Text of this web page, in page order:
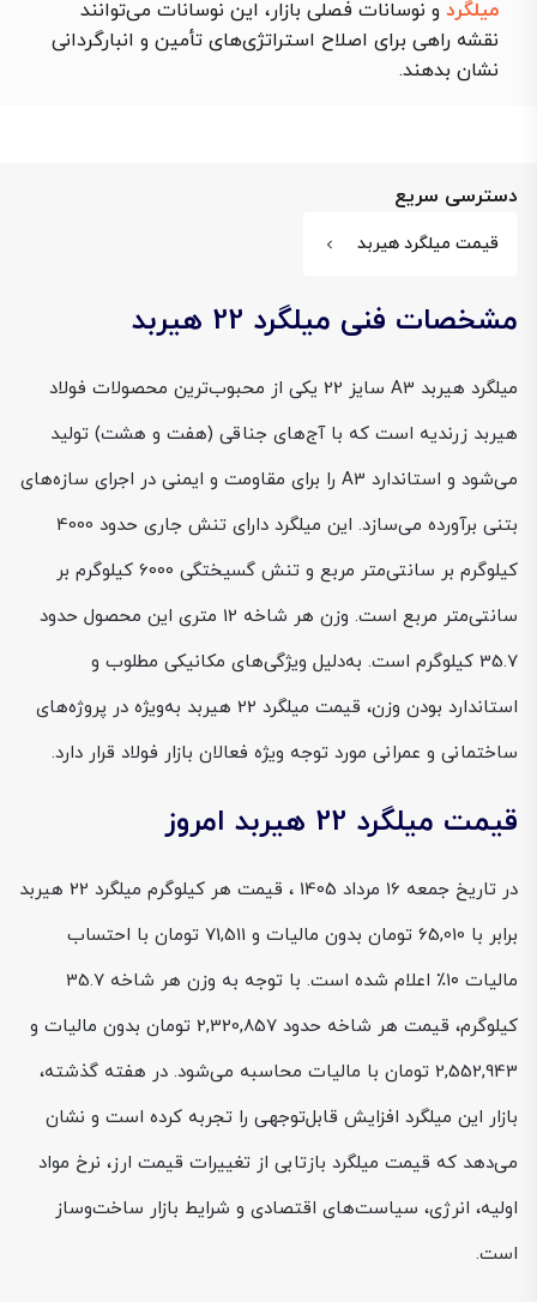
میلگرد و نوسانات فصلی بازار، این نوسانات می‌توانند
نقشه راهی برای اصلاح استراتژی‌های تأمین و انبارگردانی
نشان بدهند.
دسترسی سریع
قیمت میلگرد هیربد
مشخصات فنی میلگرد 22 هیربد
میلگرد هیربد A3 سایز 22 یکی از محبوب‌ترین محصولات فولاد
هیربد زرندیه است که با آج‌های جناقی (هفت و هشت) تولید
می‌شود و استاندارد A3 را برای مقاومت و ایمنی در اجرای سازه‌های
بتنی برآورده می‌سازد. این میلگرد دارای تنش جاری حدود 4000
کیلوگرم بر سانتی‌متر مربع و تنش گسیختگی 6000 کیلوگرم بر
سانتی‌متر مربع است. وزن هر شاخه 12 متری این محصول حدود
35.7 کیلوگرم است. به‌دلیل ویژگی‌های مکانیکی مطلوب و
استاندارد بودن وزن، قیمت میلگرد 22 هیربد به‌ویژه در پروژه‌های
ساختمانی و عمرانی مورد توجه ویژه فعالان بازار فولاد قرار دارد.
قیمت میلگرد 22 هیربد امروز
در تاریخ جمعه 16 مرداد 1405 ، قیمت هر کیلوگرم میلگرد 22 هیربد
برابر با 65,010 تومان بدون مالیات و 71,511 تومان با احتساب
مالیات ۱۰٪ اعلام شده است. با توجه به وزن هر شاخه 35.7
کیلوگرم، قیمت هر شاخه حدود 2,320,857 تومان بدون مالیات و
2,552,943 تومان با مالیات محاسبه می‌شود. در هفته گذشته،
بازار این میلگرد افزایش قابل‌توجهی را تجربه کرده است و نشان
می‌دهد که قیمت میلگرد بازتابی از تغییرات قیمت ارز، نرخ مواد
اولیه، انرژی، سیاست‌های اقتصادی و شرایط بازار ساخت‌وساز
است.